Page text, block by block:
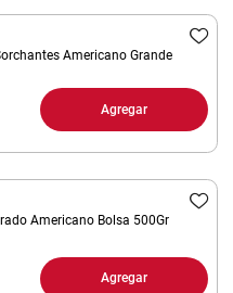
Americano Grande
Agregar
Americano Bolsa 500Gr
Agregar